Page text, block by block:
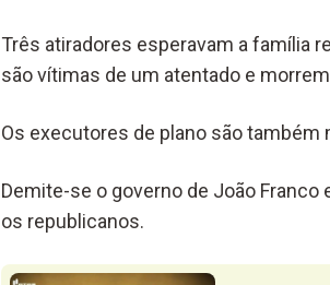
Três atiradores esperavam a família
são vítimas de um atentado e
Os executores de plano são também
Demite-se o governo de João
os republicanos.